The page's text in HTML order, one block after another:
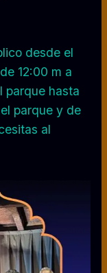
desde el
12:00 m a
parque hasta
parque y de
al